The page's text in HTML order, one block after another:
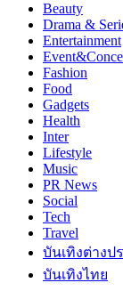
Beauty
Drama &
Entertainment
Fashion
Food
Gadgets
Health
Inter
Lifestyle
Music
PR News
Social
Tech
Travel
บันเทิงต่างป
บันเทิงไทย